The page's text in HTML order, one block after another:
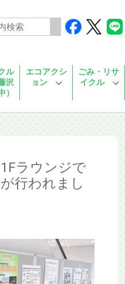
ル
沢
）
エコアクシ
ョン
ごみ・リサ
イクル
ラウンジで
行われまし